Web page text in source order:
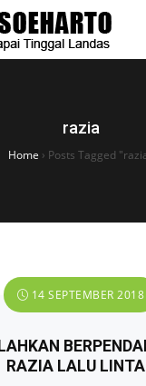
razia
Home › Posts Tagged
14 SEPTEMBER 2018
RAZIA LALU